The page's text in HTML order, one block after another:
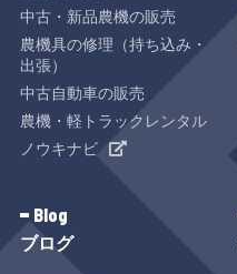
中古・新品農機の販売
農機具の修理（持ち込み・
出張）
中古自動車の販売
農機・軽トラックレンタル
ノウキナビ
ブログ
Blog